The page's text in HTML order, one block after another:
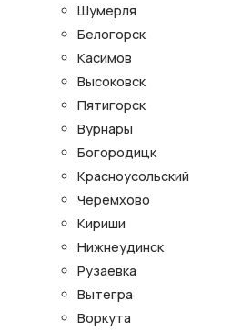
Шумерля
Белогорск
Касимов
Высоковск
Пятигорск
Вурнары
Богородицк
Красноусольский
Черемхово
Кириши
Нижнеудинск
Рузаевка
Вытегра
Воркута